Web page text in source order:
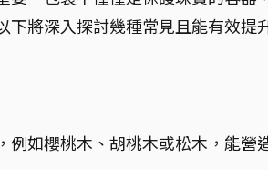
下將深入探討幾種常見且能有效提
例如櫻桃木、胡桃木或松木，能營